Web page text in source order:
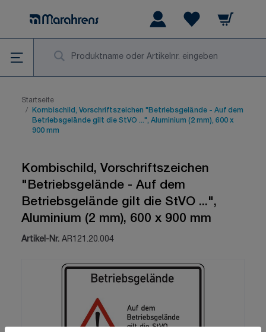
Warenkorb
Startseite
/
Kombischild, Vorschriftszeichen "Betriebsgelände - Auf dem
Betriebsgelände gilt die StVO ...", Aluminium (2 mm), 600 x
900 mm
Kombischild, Vorschriftszeichen
"Betriebsgelände - Auf dem
Betriebsgelände gilt die StVO ...",
Aluminium (2 mm), 600 x 900 mm
Artikel-Nr. AR121.20.004